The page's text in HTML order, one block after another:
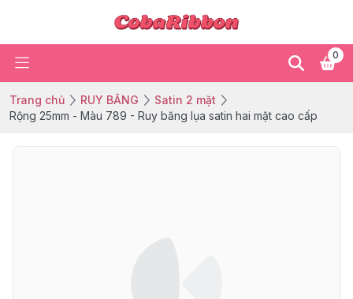
0
Trang chủ RUY BĂNG
Satin 2 mặt
Rộng 25mm - Màu 789 - Ruy băng lụa satin hai mặt cao cấp